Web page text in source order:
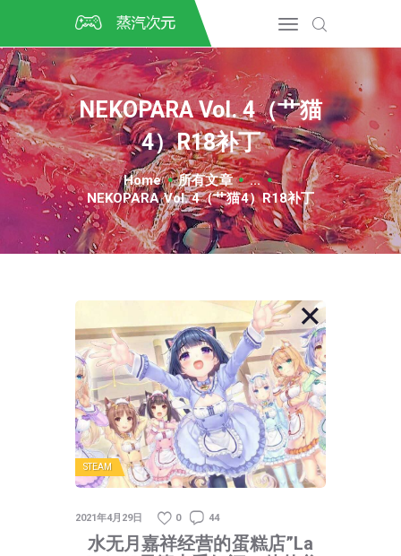
NEKOPARA Vol. 4（艹猫
4）R18补丁
Home 所有文章
...
NEKOPARA Vol. 4（艹猫4）R18补丁
CSGO开箱
DOTA2开箱
开箱教程
CSGO/DOTA2/绝地求生第
三方开箱
COSPLAY
CSGO音乐盒
CSGO手套
STEAM
2021年4月29日 0 44
水无月嘉祥经营的蛋糕店”La